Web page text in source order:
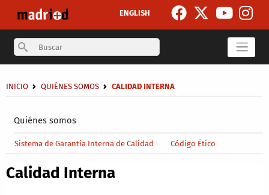
ENGLISH
Search
Quiénes somos
Sobrescribir enlaces de ayuda a la navegación
INICIO QUIÉNES SOMOS CALIDAD INTERNA
Main menu level 4
Sistema de Garantía Interna de Calidad Código Ético
Calidad Interna